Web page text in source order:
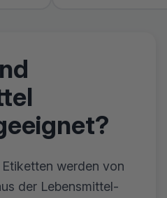
werden von
der Lebensmittel-